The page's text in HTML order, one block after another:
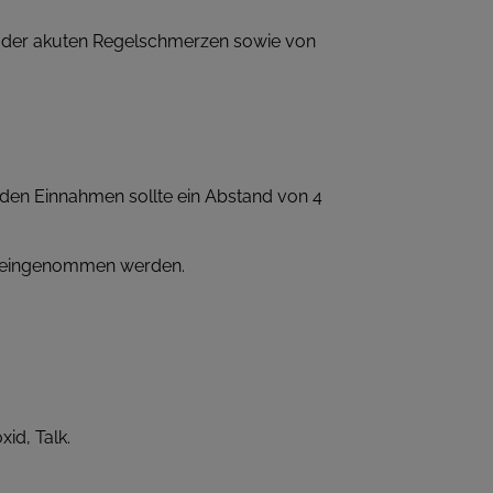
akuten Regelschmerzen sowie von
Einnahmen sollte ein Abstand von 4
werden.
Talk.